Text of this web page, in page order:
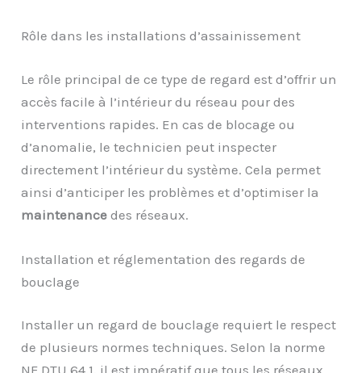
Rôle dans les installations d’assainissement
Le rôle principal de ce type de regard est d’offrir un
accès facile à l’intérieur du réseau pour des
interventions rapides. En cas de blocage ou
d’anomalie, le technicien peut inspecter
directement l’intérieur du système. Cela permet
ainsi d’anticiper les problèmes et d’optimiser la
maintenance des réseaux.
Installation et réglementation des regards de
bouclage
Installer un regard de bouclage requiert le respect
de plusieurs normes techniques. Selon la norme